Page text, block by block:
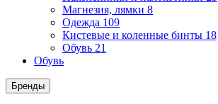
Магнезия, лямки 8
Одежда 109
Кистевые и коленные бинты 18
Обувь 21
Обувь
Бренды